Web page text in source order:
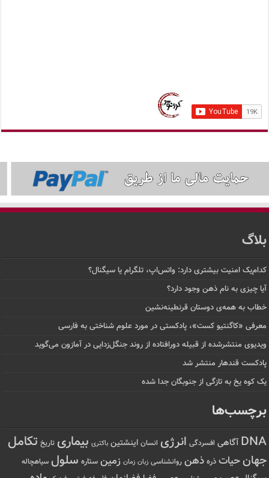
بلاگ
کدام‌یک امنیت بیشتری دارد: واتس‌اپ، تلگرام یا سیگنال؟
آیا چیزی به نام ذهن وجود دارد؟
خطاب به همه‌ی دوستان قرنطینه‌نشین
معرفی «کاگنتیو کست»، پادکستی در مورد علوم شناختی به فارسی
ویدیوی منتشرشده از قبیله دورافتاده‌ از روند جنگل‌زدایی در آمازون می‌گوید
پادکست قندهار منتشر شد
یک کوه یخ به تازگی از جنوبگان جدا شده
برچسب‌ها
DNA آگاهی افسردگی انرژی انسان اینشتین باکتری بیماری تاریخ تکامل
جهانحیات ذره ذهن روانشناسی زبان زمان زمین ستاره سلول سیاهچاله